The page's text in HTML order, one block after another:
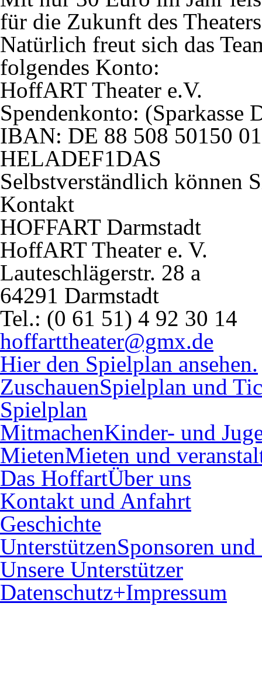
für die Zukunft des
Natürlich freut sich das
folgendes Konto:
HoffART Theater e.V.
Spendenkonto: (Sparkasse
IBAN: DE 88 508 50150
HELADEF1DAS
Selbstverständlich können
Kontakt
HOFFART Darmstadt
HoffART Theater e. V.
Lauteschlägerstr. 28 a
64291 Darmstadt
Tel.: (0 61 51) 4 92 30 14
hoffarttheater@gmx.de
Hier den Spielplan ansehen.
ZuschauenSpielplan und
Spielplan
MitmachenKinder- und
MietenMieten und
Das HoffartÜber uns
Kontakt und Anfahrt
Geschichte
UnterstützenSponsoren
Unsere Unterstützer
Datenschutz+Impressum